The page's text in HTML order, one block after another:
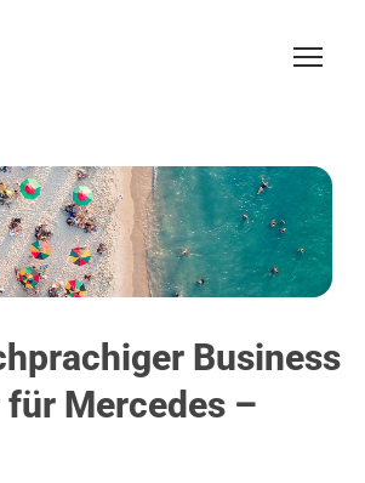
Business
Mercedes –